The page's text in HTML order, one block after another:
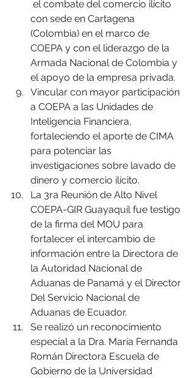
el combate del comercio ilícito
con sede en Cartagena
(Colombia) en el marco de
COEPA y con el liderazgo de la
Armada Nacional de Colombia y
el apoyo de la empresa privada.
Vincular con mayor participación
a COEPA a las Unidades de
Inteligencia Financiera,
fortaleciendo el aporte de CIMA
para potenciar las
investigaciones sobre lavado de
dinero y comercio ilícito.
La 3ra Reunión de Alto Nivel
COEPA-GIR Guayaquil fue testigo
de la firma del MOU para
fortalecer el intercambio de
información entre la Directora de
la Autoridad Nacional de
Aduanas de Panamá y el Director
Del Servicio Nacional de
Aduanas de Ecuador.
Se realizó un reconocimiento
especial a la Dra. María Fernanda
Román Directora Escuela de
Gobierno de la Universidad